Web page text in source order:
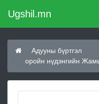
Ugshil.mn
Адууны бүртгэл
оройн нүдэнгийн